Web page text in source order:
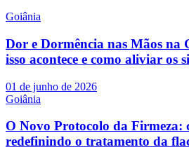
Goiânia
Dor e Dormência nas Mãos na
isso acontece e como aliviar os
01 de junho de 2026
Goiânia
O Novo Protocolo da Firmeza:
redefinindo o tratamento da